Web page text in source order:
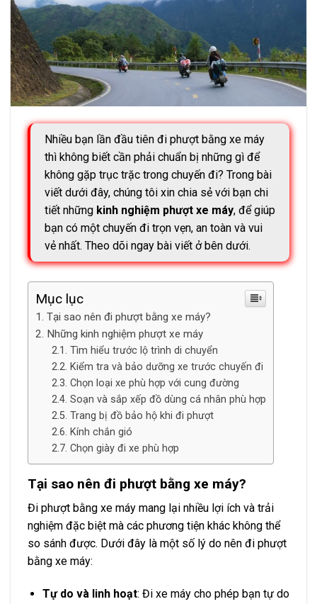
Nhiều bạn lần đầu tiên đi phượt bằng xe máy
thì không biết cần phải chuẩn bị những gì để
không gặp trục trặc trong chuyến đi? Trong bài
viết dưới đây, chúng tôi xin chia sẻ với bạn chi
tiết những kinh nghiệm phượt xe máy, để giúp
bạn có một chuyến đi trọn vẹn, an toàn và vui
vẻ nhất. Theo dõi ngay bài viết ở bên dưới.
Mục lục
Tại sao nên đi phượt bằng xe máy?
Những kinh nghiệm phượt xe máy
Tìm hiểu trước lộ trình di chuyển
Kiểm tra và bảo dưỡng xe trước chuyến đi
Chọn loại xe phù hợp với cung đường
Soạn và sắp xếp đồ dùng cá nhân phù hợp
Trang bị đồ bảo hộ khi đi phượt
Kính chắn gió
Chọn giày đi xe phù hợp
Tại sao nên đi phượt bằng xe máy?
Đi phượt bằng xe máy mang lại nhiều lợi ích và trải
nghiệm đặc biệt mà các phương tiện khác không thể
so sánh được. Dưới đây là một số lý do nên đi phượt
bằng xe máy:
Tự do và linh hoạt: Đi xe máy cho phép bạn tự do